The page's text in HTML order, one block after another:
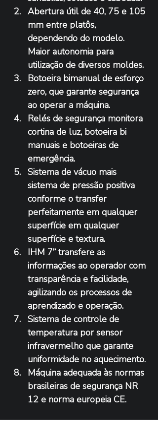
Abertura útil de 40, 75 e 105
mm entre platôs,
dependendo do modelo.
Maior autonomia para
utilização de diversos moldes.
Botoeira bimanual de esforço
zero, que garante segurança
ao operar a máquina.
Relés de segurança monitora
cortina de luz, botoeira bi
manuais e botoeiras de
emergência.
Sistema de vácuo mais
sistema de pressão positiva
conforme o transfer
perfeitamente em qualquer
superfície em qualquer
superfície e textura.
IHM 7” transfere as
informações ao operador com
transparência e facilidade,
agilizando os processos de
aprendizado e operação.
Sistema de controle de
temperatura por sensor
infravermelho que garante
uniformidade no aquecimento.
Máquina adequada às normas
brasileiras de segurança NR
12 e norma europeia CE.